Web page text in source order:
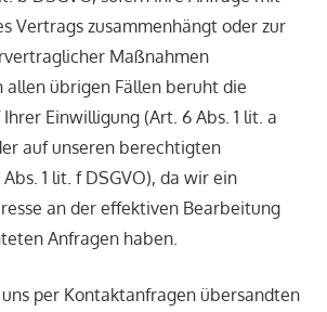
Vertrags zusammenhängt oder zur
Maßnahmen
allen übrigen Fällen beruht die
Einwilligung (Art. 6 Abs. 1 lit. a
auf unseren berechtigten
1 lit. f DSGVO), da wir ein
an der effektiven Bearbeitung
Anfragen haben.
per Kontaktanfragen übersandten